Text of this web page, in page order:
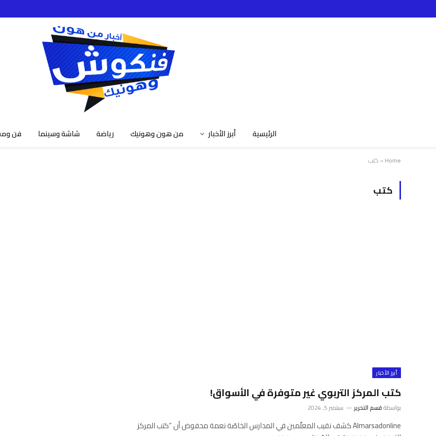
الرئيسية أبرز الأخبار من هون وهونيك رياضة شاشة وسينما فن
Home
» كتب
كتب
أبرز الأخبار
كتب المركز التربوي غير متوفرة في الأسواق!
بواسطةقسم التحرير سبتمبر 5, 2024
Almarsadonline كشف نقيب المعلّمين في المدارس الخاصّة نعمة محفوض أن “كتب المركز